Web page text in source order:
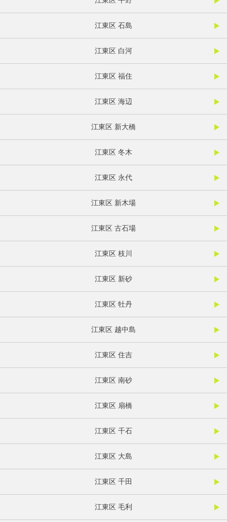
江東区 石島
江東区 白河
江東区 福住
江東区 海辺
江東区 新大橋
江東区 冬木
江東区 永代
江東区 新木場
江東区 古石場
江東区 枝川
江東区 新砂
江東区 牡丹
江東区 越中島
江東区 住吉
江東区 南砂
江東区 扇橋
江東区 千石
江東区 大島
江東区 千田
江東区 毛利